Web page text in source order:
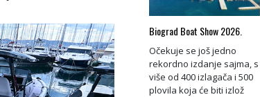
Biograd Boat Show 2026.
Očekuje se još jedno
rekordno izdanje sajma, s
više od 400 izlagača i 500
plovila koja će biti izlož